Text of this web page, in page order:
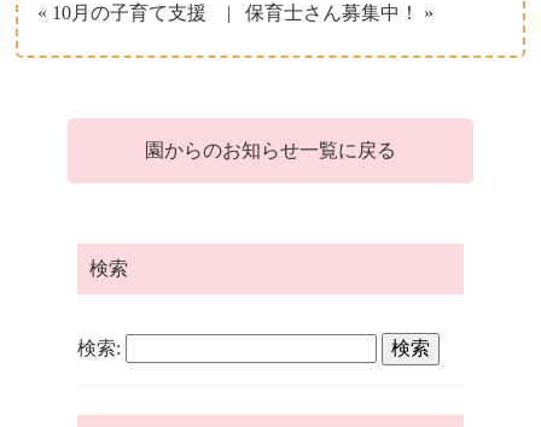
« 10月の子育て支援 保育士さん募集中！ »
園からのお知らせ一覧に戻る
検索
検索: